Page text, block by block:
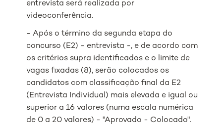
entrevista será realizada por
videoconferência.
- Após o término da segunda etapa do
concurso (E2) - entrevista -, e de acordo com
os critérios supra identificados e o limite de
vagas fixadas (8), serão colocados os
candidatos com classificação final da E2
(Entrevista Individual) mais elevada e igual ou
superior a 16 valores (numa escala numérica
de 0 a 20 valores) - "Aprovado - Colocado".